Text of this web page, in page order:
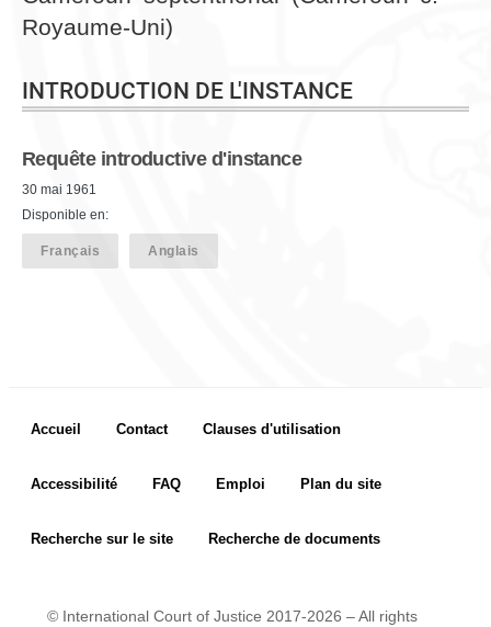
Royaume-Uni)
INTRODUCTION DE L'INSTANCE
Requête introductive d'instance
30 mai 1961
Disponible en:
Français Anglais
Footer menu
Accueil Contact Clauses d'utilisation
Accessibilité FAQ Emploi Plan du site
Recherche sur le site Recherche de documents
© International Court of Justice 2017-2026 – All rights